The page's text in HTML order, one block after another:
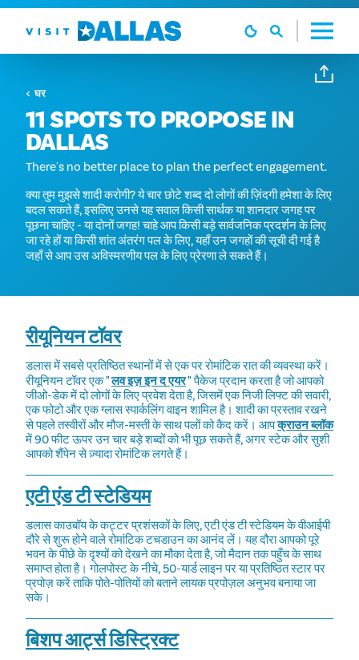
सामग्री पर जाएं
घर
11 SPOTS TO PROPOSE IN
DALLAS
There's no better place to plan the perfect engagement.
क्या तुम मुझसे शादी करोगी? ये चार छोटे शब्द दो लोगों की ज़िंदगी हमेशा के लिए
बदल सकते हैं, इसलिए उनसे यह सवाल किसी सार्थक या शानदार जगह पर
पूछना चाहिए - या दोनों जगह! चाहे आप किसी बड़े सार्वजनिक प्रदर्शन के लिए
जा रहे हों या किसी शांत अंतरंग पल के लिए, यहाँ उन जगहों की सूची दी गई है
जहाँ से आप उस अविस्मरणीय पल के लिए प्रेरणा ले सकते हैं।
रीयूनियन टॉवर
डलास में सबसे प्रतिष्ठित स्थानों में से एक पर रोमांटिक रात की व्यवस्था करें।
रीयूनियन टॉवर एक"लव इज़ इन द एयर"पैकेज प्रदान करता है जो आपको
जीओ-डेक में दो लोगों के लिए प्रवेश देता है, जिसमें एक निजी लिफ्ट की सवारी,
एक फोटो और एक ग्लास स्पार्कलिंग वाइन शामिल है। शादी का प्रस्ताव रखने
से पहले तस्वीरों और मौज-मस्ती के साथ पलों को कैद करें। आपक्राउन ब्लॉक
में 90 फीट ऊपर उन चार बड़े शब्दों को भी पूछ सकते हैं, अगर स्टेक और सुशी
आपको शैंपेन से ज़्यादा रोमांटिक लगते हैं।
एटी एंड टी स्टेडियम
डलास काउबॉय के कट्टर प्रशंसकों के लिए, एटी एंड टी स्टेडियम के वीआईपी
दौरे से शुरू होने वाले रोमांटिक टचडाउन का आनंद लें। यह दौरा आपको पूरे
भवन के पीछे के दृश्यों को देखने का मौका देता है, जो मैदान तक पहुँच के साथ
समाप्त होता है। गोलपोस्ट के नीचे, 50-यार्ड लाइन पर या प्रतिष्ठित स्टार पर
प्रपोज़ करें ताकि पोते-पोतियों को बताने लायक प्रपोज़ल अनुभव बनाया जा
सके।
बिशप आर्ट्स डिस्ट्रिक्ट